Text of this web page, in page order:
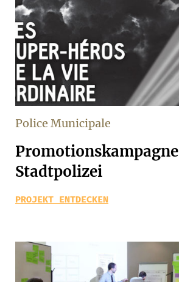
Police Municipale
Promotionskampagne
Stadtpolizei
PROJEKT ENTDECKEN